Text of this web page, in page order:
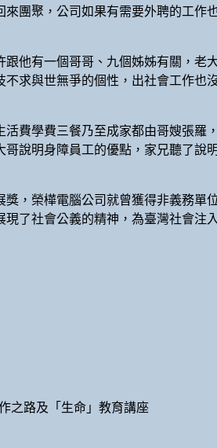
團聚，公司如果有需要外聘的工
他有一個哥哥、九個姊姊有關，老
求與世無爭的個性，出社會工作
費學費三餐乃至成家都由哥嫂張
說明身障員工的優點，家兄聽了
，榮樺電腦公司就曾獲得非義務
了社會公義的精神，為臺灣社會注
之路及「生命」教育講座